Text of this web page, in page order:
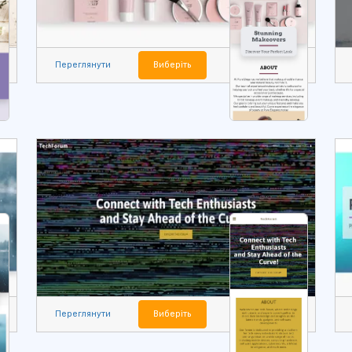
Переглянути Виберіть
Переглянути Виберіть